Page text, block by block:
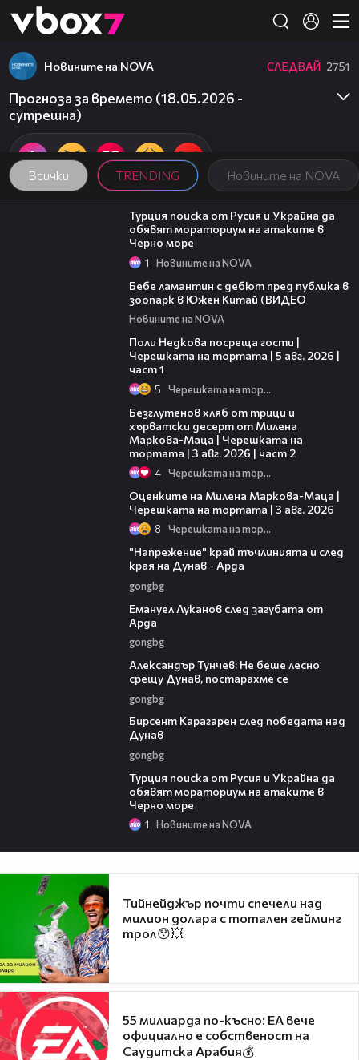
👾
Всички TRENDING Новините на NOVA
Новините на NOVA СЛЕДВАЙ 2751
Прогноза за времето (18.05.2026 -
сутрешна)
03:02
Турция поиска от Русия и Украйна да
обявят мораториум на атаките в
Черно море
1 Новините на NOVA
Бебе ламантин с дебют пред публика в
зоопарк в Южен Китай (ВИДЕО
Новините на NOVA
Поли Недкова посреща гости |
Черешката на тортата | 5 авг. 2026 |
част 1
5 Черешката на тортата
Безглутенов хляб от трици и
хърватски десерт от Милена
Маркова-Маца | Черешката на
тортата | 3 авг. 2026 | част 2
4 Черешката на тортата
Оценките на Милена Маркова-Маца |
Черешката на тортата | 3 авг. 2026
8 Черешката на тортата
"Напрежение" край тъчлинията и след
края на Дунав - Арда
gongbg
Емануел Луканов след загубата от
Арда
gongbg
Александър Тунчев: Не беше лесно
срещу Дунав, постарахме се
gongbg
Бирсент Карагарен след победата над
Дунав
gongbg
Турция поиска от Русия и Украйна да
обявят мораториум на атаките в
Черно море
1 Новините на NOVA
Тийнейджър почти спечели над
милион долара с тотален гейминг
трол😯💥
55 милиарда по-късно: EA вече
официално е собственост на
Саудитска Арабия💰